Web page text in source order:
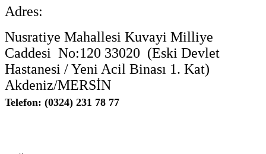
Adres:
Nusratiye Mahallesi Kuvayi Milliye
Caddesi No:120 33020 (Eski Devlet
Hastanesi / Yeni Acil Binası 1. Kat)
Akdeniz/MERSİN
Telefon: (0324) 231 78 77